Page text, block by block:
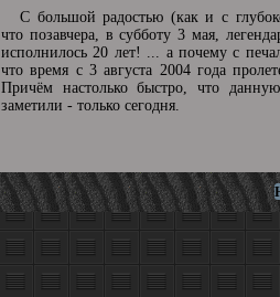
С большой радостью (как и с
что позавчера, в субботу 3 мая,
исполнилось 20 лет! ... а почему с
что время с 3 августа 2004 года
Причём настолько быстро, что
заметили - только сегодня.